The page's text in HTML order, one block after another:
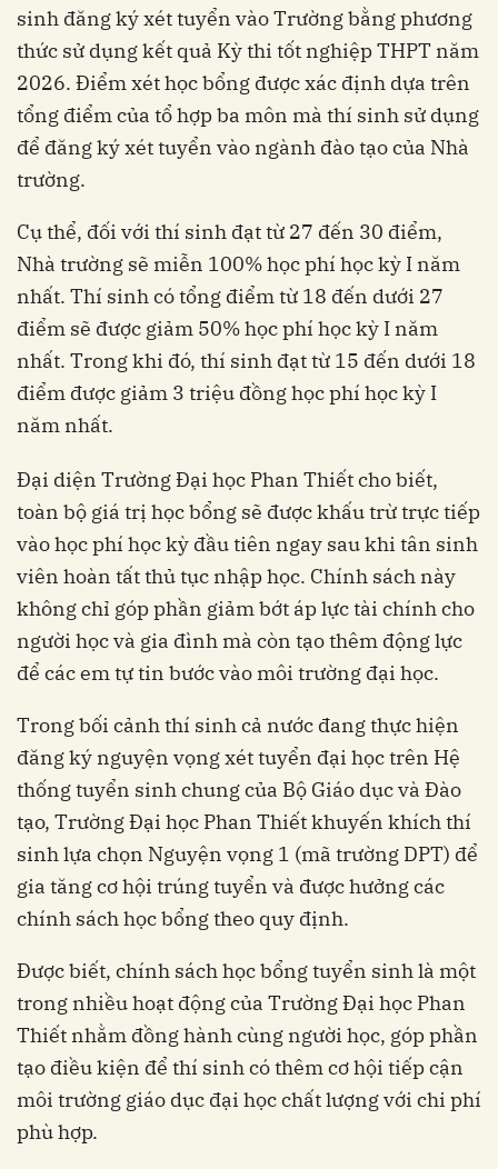
sinh đăng ký xét tuyển vào Trường bằng phương
thức sử dụng kết quả Kỳ thi tốt nghiệp THPT năm
2026. Điểm xét học bổng được xác định dựa trên
tổng điểm của tổ hợp ba môn mà thí sinh sử dụng
để đăng ký xét tuyển vào ngành đào tạo của Nhà
trường.
Cụ thể, đối với thí sinh đạt từ 27 đến 30 điểm,
Nhà trường sẽ miễn 100% học phí học kỳ I năm
nhất. Thí sinh có tổng điểm từ 18 đến dưới 27
điểm sẽ được giảm 50% học phí học kỳ I năm
nhất. Trong khi đó, thí sinh đạt từ 15 đến dưới 18
điểm được giảm 3 triệu đồng học phí học kỳ I
năm nhất.
Đại diện Trường Đại học Phan Thiết cho biết,
toàn bộ giá trị học bổng sẽ được khấu trừ trực tiếp
vào học phí học kỳ đầu tiên ngay sau khi tân sinh
viên hoàn tất thủ tục nhập học. Chính sách này
không chỉ góp phần giảm bớt áp lực tài chính cho
người học và gia đình mà còn tạo thêm động lực
để các em tự tin bước vào môi trường đại học.
Trong bối cảnh thí sinh cả nước đang thực hiện
đăng ký nguyện vọng xét tuyển đại học trên Hệ
thống tuyển sinh chung của Bộ Giáo dục và Đào
tạo, Trường Đại học Phan Thiết khuyến khích thí
sinh lựa chọn Nguyện vọng 1 (mã trường DPT) để
gia tăng cơ hội trúng tuyển và được hưởng các
chính sách học bổng theo quy định.
Được biết, chính sách học bổng tuyển sinh là một
trong nhiều hoạt động của Trường Đại học Phan
Thiết nhằm đồng hành cùng người học, góp phần
tạo điều kiện để thí sinh có thêm cơ hội tiếp cận
môi trường giáo dục đại học chất lượng với chi phí
phù hợp.